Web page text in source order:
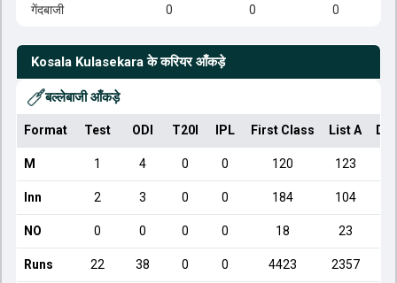
गेंदबाजी 0 0 0
Kosala Kulasekara के करियर आँकड़े
बल्लेबाजी आँकड़े
Format Test ODI T20I IPL First Class List A
M 1 4 0 0 120 123
Inn 2 3 0 0 184 104
NO 0 0 0 0 18 23
Runs 22 38 0 0 4423 2357